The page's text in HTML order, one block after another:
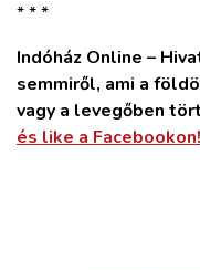
* * *
Indóház Online –
semmiről, ami a
vagy a levegőben
és like a Facebookon!